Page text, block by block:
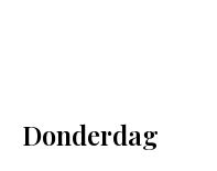
Donderdag